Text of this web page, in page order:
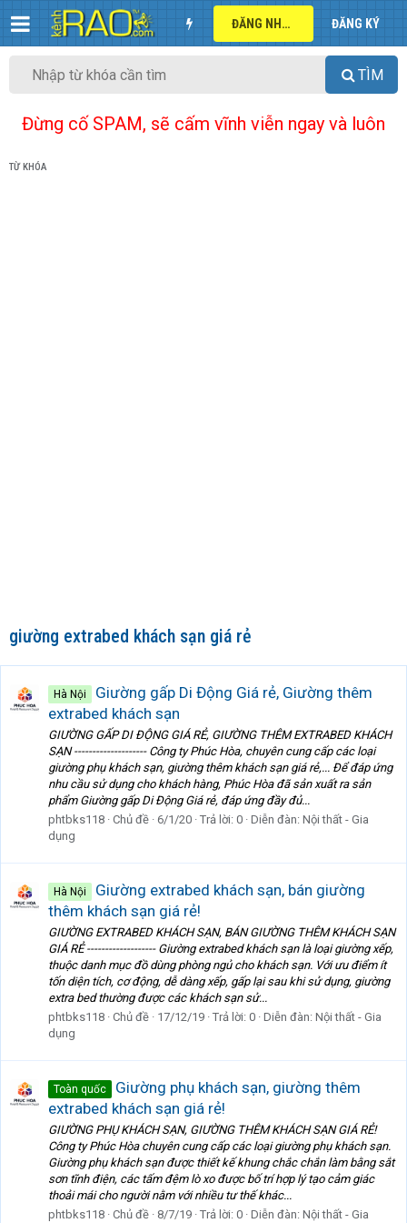
ĐĂNG NHẬP ĐĂNG KÝ
TÌM
Đừng cố SPAM, sẽ cấm vĩnh viễn ngay và luôn
TỪ KHÓA
giường extrabed khách sạn giá rẻ
Hà Nội
Giường gấp Di Động Giá rẻ, Giường thêm
extrabed khách sạn
GIƯỜNG GẤP DI ĐỘNG GIÁ RẺ, GIƯỜNG THÊM EXTRABED KHÁCH
SẠN -------------------- Công ty Phúc Hòa, chuyên cung cấp các loại
giường phụ khách sạn, giường thêm khách sạn giá rẻ,... Để đáp ứng
nhu cầu sử dụng cho khách hàng, Phúc Hòa đã sản xuất ra sản
phẩm Giường gấp Di Động Giá rẻ, đáp ứng đầy đủ...
phtbks118 Chủ đề 6/1/20 Trả lời: 0 Diễn đàn: Nội thất - Gia
dụng
Hà Nội
Giường extrabed khách sạn, bán giường
thêm khách sạn giá rẻ!
GIƯỜNG EXTRABED KHÁCH SẠN, BÁN GIƯỜNG THÊM KHÁCH SẠN
GIÁ RẺ ------------------- Giường extrabed khách sạn là loại giường xếp,
thuộc danh mục đồ dùng phòng ngủ cho khách sạn. Với ưu điểm ít
tốn diện tích, cơ động, dễ dàng xếp, gấp lại sau khi sử dụng, giường
extra bed thường được các khách sạn sử...
phtbks118 Chủ đề 17/12/19 Trả lời: 0 Diễn đàn: Nội thất - Gia
dụng
Toàn quốc
Giường phụ khách sạn, giường thêm
extrabed khách sạn giá rẻ!
GIƯỜNG PHỤ KHÁCH SẠN, GIƯỜNG THÊM KHÁCH SẠN GIÁ RẺ!
Công ty Phúc Hòa chuyên cung cấp các loại giường phụ khách sạn.
Giường phụ khách sạn được thiết kế khung chắc chắn làm bằng sắt
sơn tĩnh điện, các tấm đệm lò xo được bố trí hợp lý tạo cảm giác
thoải mái cho người nằm với nhiều tư thế khác...
phtbks118 Chủ đề 8/7/19 Trả lời: 0 Diễn đàn: Nội thất - Gia